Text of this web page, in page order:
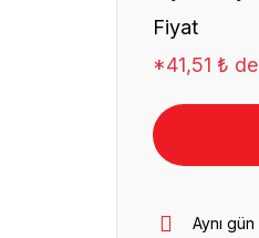
Fiyat
*41,51 ₺
Aynı